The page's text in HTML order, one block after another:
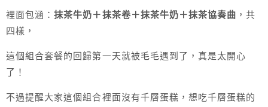
裡面包涵：抹茶牛奶＋抹茶卷＋抹茶牛奶＋抹茶協奏曲 ，共
四樣，
這個組合套餐的回歸第一天就被毛毛遇到了，真是太開心
了！
不過提醒大家這個組合裡面沒有千層蛋糕，想吃千層蛋糕的